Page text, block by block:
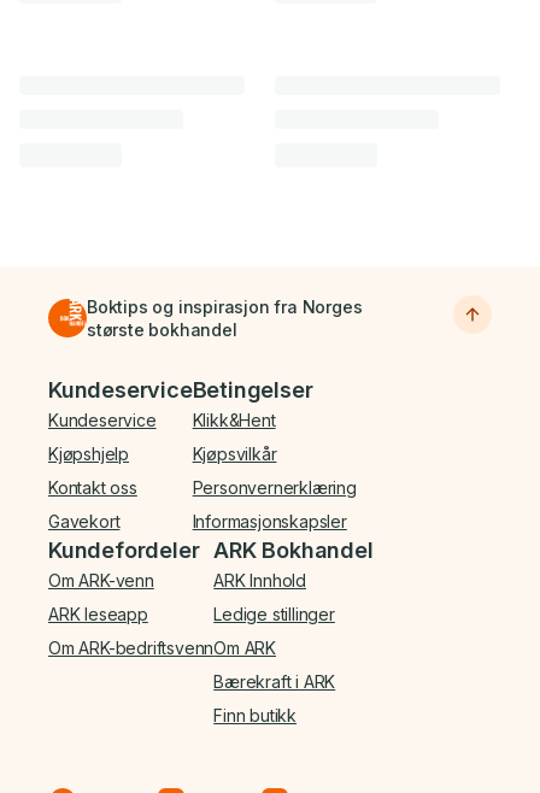
Boktips og inspirasjon fra Norges
største bokhandel
Bunnmeny
Kundeservice
Kundeservice
Kjøpshjelp
Kontakt oss
Gavekort
Betingelser
Klikk&Hent
Kjøpsvilkår
Personvernerklæring
Informasjonskapsler
Kundefordeler
Om ARK-venn
ARK leseapp
Om ARK-bedriftsvenn
ARK Bokhandel
ARK Innhold
Ledige stillinger
Om ARK
Bærekraft i ARK
Finn butikk